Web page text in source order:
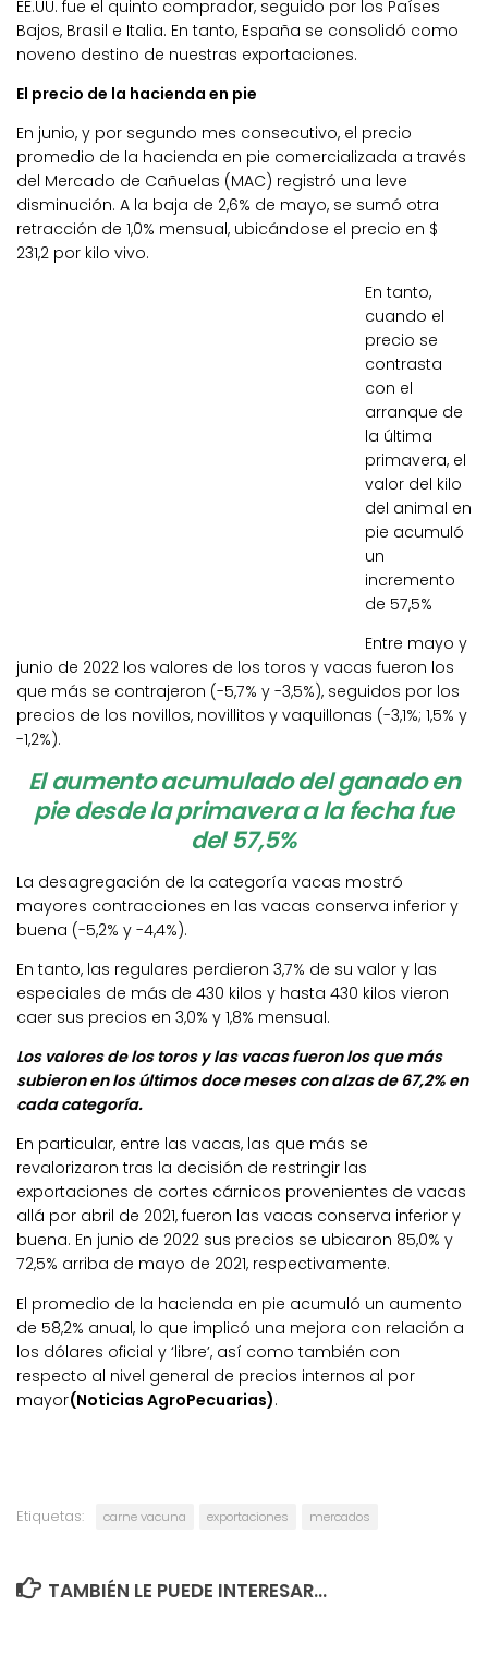
EE.UU. fue el quinto comprador, seguido por los Países
Bajos, Brasil e Italia. En tanto, España se consolidó como
noveno destino de nuestras exportaciones.
El precio de la hacienda en pie
En junio, y por segundo mes consecutivo, el precio
promedio de la hacienda en pie comercializada a través
del Mercado de Cañuelas (MAC) registró una leve
disminución. A la baja de 2,6% de mayo, se sumó otra
retracción de 1,0% mensual, ubicándose el precio en $
231,2 por kilo vivo.
En tanto,
cuando el
precio se
contrasta
con el
arranque de
la última
primavera, el
valor del kilo
del animal en
pie acumuló
un
incremento
de 57,5%
Entre mayo y
junio de 2022 los valores de los toros y vacas fueron los
que más se contrajeron (-5,7% y -3,5%), seguidos por los
precios de los novillos, novillitos y vaquillonas (-3,1%; 1,5% y
-1,2%).
El aumento acumulado del ganado en
pie desde la primavera a la fecha fue
del 57,5%
La desagregación de la categoría vacas mostró
mayores contracciones en las vacas conserva inferior y
buena (-5,2% y -4,4%).
En tanto, las regulares perdieron 3,7% de su valor y las
especiales de más de 430 kilos y hasta 430 kilos vieron
caer sus precios en 3,0% y 1,8% mensual.
Los valores de los toros y las vacas fueron los que más
subieron en los últimos doce meses con alzas de 67,2% en
cada categoría.
En particular, entre las vacas, las que más se
revalorizaron tras la decisión de restringir las
exportaciones de cortes cárnicos provenientes de vacas
allá por abril de 2021, fueron las vacas conserva inferior y
buena. En junio de 2022 sus precios se ubicaron 85,0% y
72,5% arriba de mayo de 2021, respectivamente.
El promedio de la hacienda en pie acumuló un aumento
de 58,2% anual, lo que implicó una mejora con relación a
los dólares oficial y ‘libre’, así como también con
respecto al nivel general de precios internos al por
mayor(Noticias AgroPecuarias).
Etiquetas: carne vacuna exportaciones mercados
TAMBIÉN LE PUEDE INTERESAR...